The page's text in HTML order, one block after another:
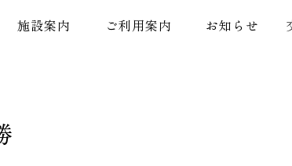
施設案内 ご利用案内 お知らせ